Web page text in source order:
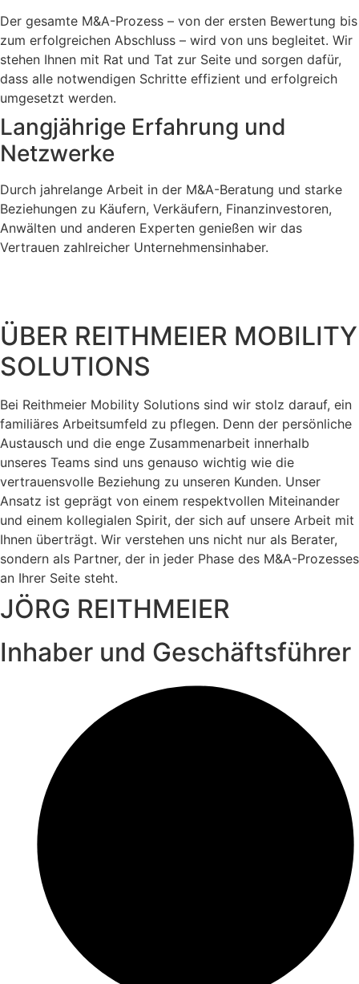
Der gesamte M&A-Prozess – von der ersten Bewertung bis
zum erfolgreichen Abschluss – wird von uns begleitet. Wir
stehen Ihnen mit Rat und Tat zur Seite und sorgen dafür,
dass alle notwendigen Schritte effizient und erfolgreich
umgesetzt werden.
Langjährige Erfahrung und
Netzwerke
Durch jahrelange Arbeit in der M&A-Beratung und starke
Beziehungen zu Käufern, Verkäufern, Finanzinvestoren,
Anwälten und anderen Experten genießen wir das
Vertrauen zahlreicher Unternehmensinhaber.
ÜBER REITHMEIER MOBILITY
SOLUTIONS
Bei Reithmeier Mobility Solutions sind wir stolz darauf, ein
familiäres Arbeitsumfeld zu pflegen. Denn der persönliche
Austausch und die enge Zusammenarbeit innerhalb
unseres Teams sind uns genauso wichtig wie die
vertrauensvolle Beziehung zu unseren Kunden. Unser
Ansatz ist geprägt von einem respektvollen Miteinander
und einem kollegialen Spirit, der sich auf unsere Arbeit mit
Ihnen überträgt. Wir verstehen uns nicht nur als Berater,
sondern als Partner, der in jeder Phase des M&A-Prozesses
an Ihrer Seite steht.
JÖRG REITHMEIER
Inhaber und Geschäftsführer